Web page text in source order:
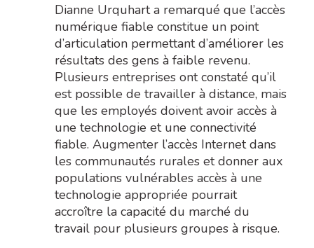
Dianne Urquhart a remarqué que l’accès
numérique fiable constitue un point
d’articulation permettant d’améliorer les
résultats des gens à faible revenu.
Plusieurs entreprises ont constaté qu’il
est possible de travailler à distance, mais
que les employés doivent avoir accès à
une technologie et une connectivité
fiable. Augmenter l’accès Internet dans
les communautés rurales et donner aux
populations vulnérables accès à une
technologie appropriée pourrait
accroître la capacité du marché du
travail pour plusieurs groupes à risque.